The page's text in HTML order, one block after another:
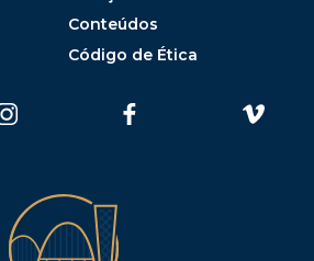
Conteúdos
Código de Ética